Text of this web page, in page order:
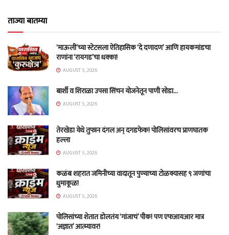
ताज्या बातम्या
‘माऊली’च्या स्टेटसला ऐतिहासिक ‘दे दणादण’ आणि हायकमांडचा
राणांना ‘रायगड’चा धक्का!
AUGUST 5, 2026
बार्शी व शिराळा उपसा सिंचन योजनेतून पाणी सोडा…
AUGUST 5, 2026
तेरखेडा येथे तुफान दंगल अन् दगडफेक! पोलिसांवरच प्राणघातक
हल्ला
AUGUST 5, 2026
कळंब शहरात जमिनीच्या वादातून पुण्याच्या टोळक्यासह ९ जणांचा
धुमाकूळ!
AUGUST 5, 2026
पोलिसांच्या शेतात डोलतंय ‘गांजाचं’ पीक! पण एफआयआर मात्र
‘अज्ञात’ आत्म्यावर!